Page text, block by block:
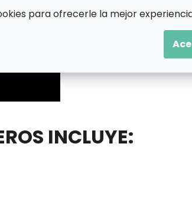
para ofrecerle la mejor
INCLUYE: